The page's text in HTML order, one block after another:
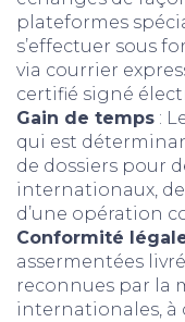
plateformes
s’effectuer sous
via courrier
certifié signé
Gain de temps :
qui est
de dossiers pour
internationaux,
d’une opération
Conformité
assermentées
reconnues par la
internationales, à